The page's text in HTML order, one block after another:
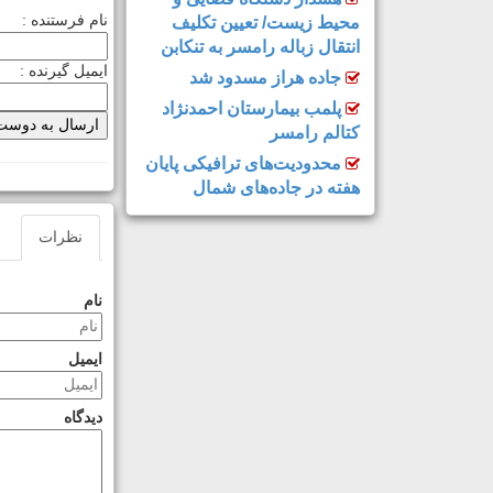
محیط زیست/ تعیین تکلیف
انتقال زباله رامسر به تنکابن
جاده هراز مسدود شد
پلمب بیمارستان احمدنژاد
کتالم رامسر
محدودیت‌های ترافیکی پایان
هفته در جاده‌های شمال
نام فرستنده :
ایمیل گیرنده :
نظرات
نام
ایمیل
دیدگاه